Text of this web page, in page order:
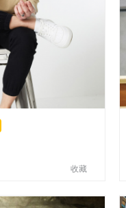
收藏